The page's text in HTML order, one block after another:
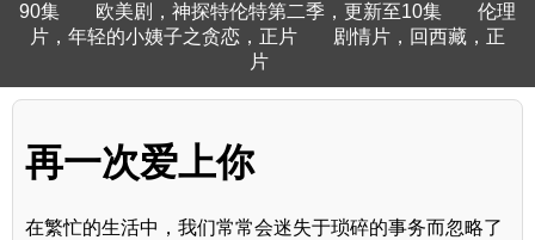
90集
欧美剧，神探特伦特第二季，更新至10集
伦理
片，年轻的小姨子之贪恋，正片
剧情片，回西藏，正
片
再一次爱上你
在繁忙的生活中，我们常常会迷失于琐碎的事务而忽略了